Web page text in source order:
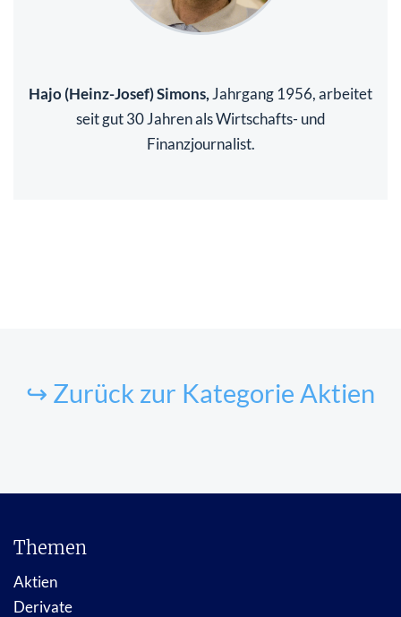
Hajo (Heinz-Josef) Simons, Jahrgang 1956, arbeitet
seit gut 30 Jahren als Wirtschafts- und
Finanzjournalist.
↪ Zurück zur Kategorie Aktien
Themen
Aktien
Derivate